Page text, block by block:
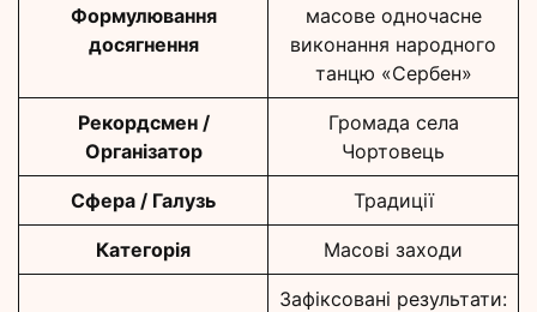
Формулювання
досягнення
масове одночасне
виконання народного
танцю «Сербен»
Рекордсмен /
Організатор
Громада села
Чортовець
Сфера / Галузь Традиції
Категорія Масові заходи
Зафіксовані результати: